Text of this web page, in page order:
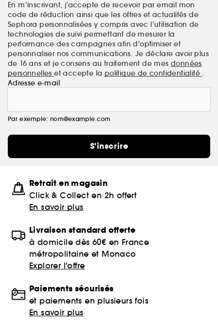
En m’inscrivant, j’accepte de recevoir par email mon
code de réduction ainsi que les offres et actualités de
Sephora personnalisées y compris avec l’utilisation de
technologies de suivi permettant de mesurer la
performance des campagnes afin d'optimiser et
personnaliser nos communications. Je déclare avoir plus
de 16 ans et je consens au traitement de mes données
personnelleset accepte la politique de confidentialité .
Adresse e-mail
Par exemple: nom@example.com
S'inscrire
Retrait en magasin
Click & Collect en 2h offert
En savoir plus
Livraison standard offerte
à domicile dès 60€ en France
métropolitaine et Monaco
Explorer l'offre
Paiements sécurisés
et paiements en plusieurs fois
En savoir plus